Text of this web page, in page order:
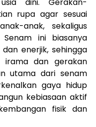
rupa agar sesuai
anak, sekaligus
ini biasanya
enerjik, sehingga
irama dan gerakan
utama dari senam
gaya hidup
kebiasaan aktif
fisik dan